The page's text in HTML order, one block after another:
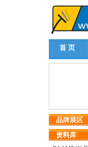
首 页
品牌展区
资料库